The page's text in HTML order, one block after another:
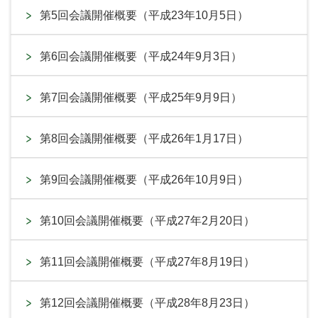
第5回会議開催概要（平成23年10月5日）
第6回会議開催概要（平成24年9月3日）
第7回会議開催概要（平成25年9月9日）
第8回会議開催概要（平成26年1月17日）
第9回会議開催概要（平成26年10月9日）
第10回会議開催概要（平成27年2月20日）
第11回会議開催概要（平成27年8月19日）
第12回会議開催概要（平成28年8月23日）